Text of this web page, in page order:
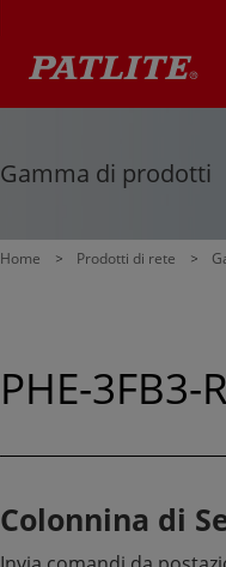
Gamma di prodotti
Home Prodotti di rete
PHE-3FB3-
Colonnina di